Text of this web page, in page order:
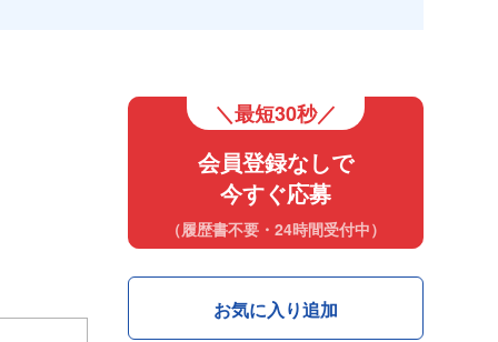
＼最短30秒／
会員登録なしで
今すぐ応募
（履歴書不要・24時間受付中）